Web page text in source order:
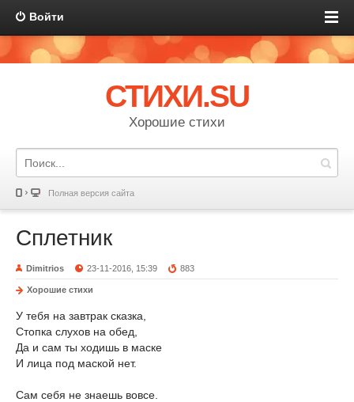
Войти
СТИХИ.SU
Хорошие стихи
Полная версия сайта
Сплетник
Dimitrios 23-11-2016, 15:39 883
Хорошие стихи
У тебя на завтрак сказка,
Стопка слухов на обед,
Да и сам ты ходишь в маске
И лица под маской нет.
Сам себя не знаешь вовсе.